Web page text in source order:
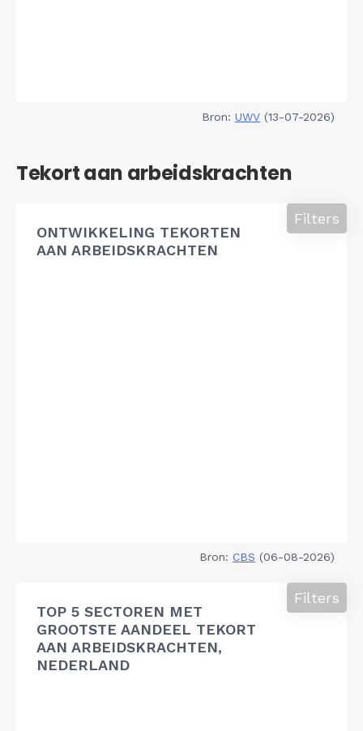
Bron: UWV (13-07-2026)
Tekort aan arbeidskrachten
ONTWIKKELING TEKORTEN
AAN ARBEIDSKRACHTEN
Filters
Bron: CBS (06-08-2026)
TOP 5 SECTOREN MET
GROOTSTE AANDEEL TEKORT
AAN ARBEIDSKRACHTEN,
NEDERLAND
Filters